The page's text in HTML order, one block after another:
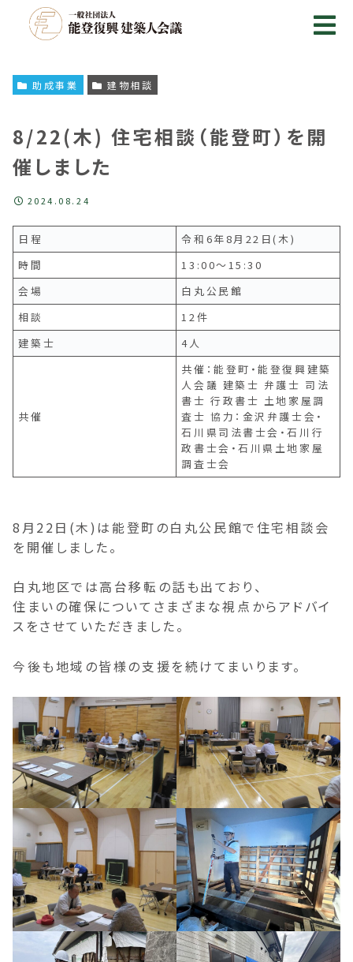
8/22(木) 住宅相談（能登町）を開
催しました
2024.08.24
助成事業 建物相談
日程
令和6年8月22日(木)
時間
13:00～15:30
会場
白丸公民館
相談
12件
建築士
4人
共催
共催：能登町・能登復興建築
人会議 建築士 弁護士 司法
書士 行政書士 土地家屋調
査士 協力：金沢弁護士会・
石川県司法書士会・石川行
政書士会・石川県土地家屋
調査士会
8月22日(木)は能登町の白丸公民館で住宅相談会
を開催しました。
白丸地区では高台移転の話も出ており、
住まいの確保についてさまざまな視点からアドバイ
スをさせていただきました。
今後も地域の皆様の支援を続けてまいります。